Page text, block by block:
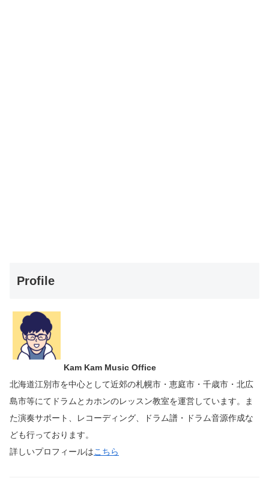
Profile
Kam Kam Music Office
北海道江別市を中心として近郊の札幌市・恵庭市・千歳市・北広
島市等にて ドラムとカホンのレッスン教室を運営しています。
ま
た演奏サポート、レコーディング、ドラム譜・ドラム音源作成な
ども行っております。
詳しいプロフィールはこちら